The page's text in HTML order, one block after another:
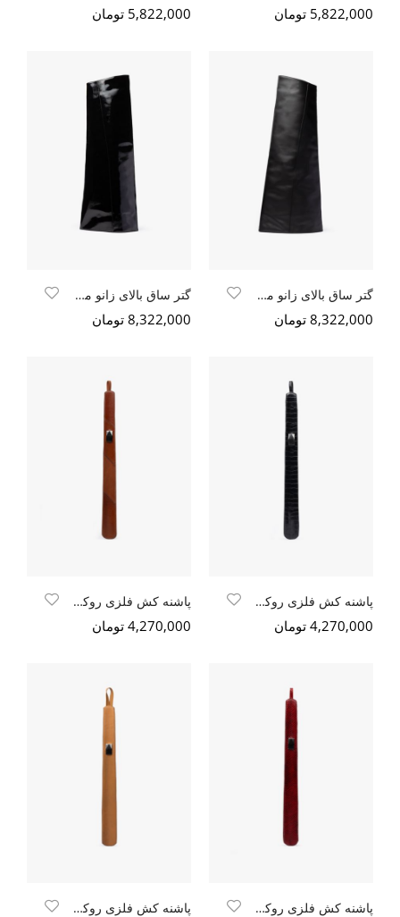
5,822,000 تومان 5,822,000 تومان
گتر ساق بالای زانو مشکی سافتی
8,322,000 تومان
گتر ساق بالای زانو مشکی ورنی
8,322,000 تومان
پاشنه کش فلزی روکش چرمی مشکی کروکو
4,270,000 تومان
پاشنه کش فلزی روکش چرمی دورنگ عسلی - قهوه ایی تیره
4,270,000 تومان
پاشنه کش فلزی روکش چرمی قرمز کروکو پاشنه کش فلزی روکش چرم قهوه ایی روشن (شتری)